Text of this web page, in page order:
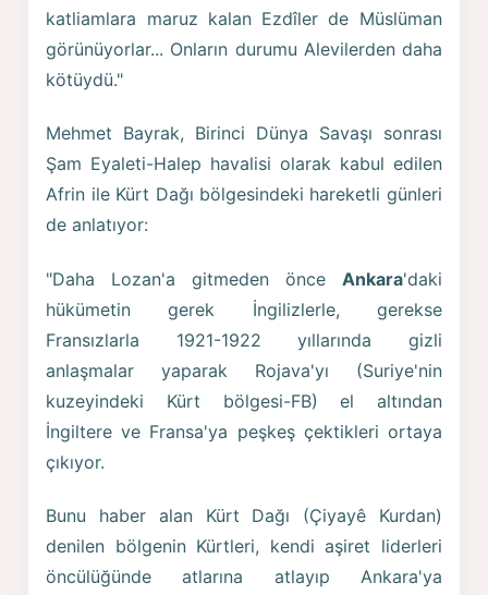
katliamlara maruz kalan Ezdîler de Müslüman
görünüyorlar... Onların durumu Alevilerden daha
kötüydü."
Mehmet Bayrak, Birinci Dünya Savaşı sonrası
Şam Eyaleti-Halep havalisi olarak kabul edilen
Afrin ile Kürt Dağı bölgesindeki hareketli günleri
de anlatıyor:
"Daha Lozan'a gitmeden önce Ankara'daki
hükümetin gerek İngilizlerle, gerekse
Fransızlarla 1921-1922 yıllarında gizli
anlaşmalar yaparak Rojava'yı (Suriye'nin
kuzeyindeki Kürt bölgesi-FB) el altından
İngiltere ve Fransa'ya peşkeş çektikleri ortaya
çıkıyor.
Bunu haber alan Kürt Dağı (Çiyayê Kurdan)
denilen bölgenin Kürtleri, kendi aşiret liderleri
öncülüğünde atlarına atlayıp Ankara'ya